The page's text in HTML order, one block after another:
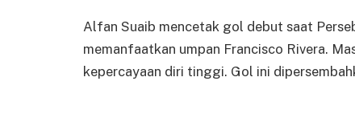
Alfan Suaib mencetak gol debut saat
memanfaatkan umpan Francisco Rivera.
kepercayaan diri tinggi. Gol ini